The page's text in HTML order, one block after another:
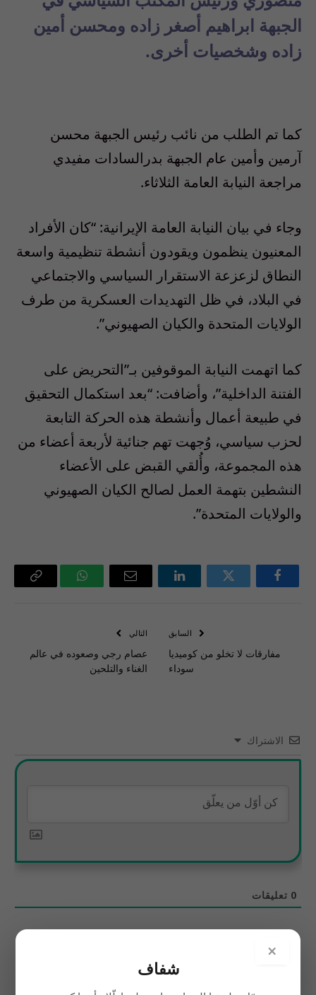
الجبهة ابراهيم أصغر زاده ومحسن أمين
زاده وشخصيات أخرى.
كما تم الطلب من نائب رئيس الجبهة محسن
آرمين وأمين عام الجبهة بدرالسادات مفيدي
مراجعة النيابة العامة الثلاثاء.
وجاء في بيان النيابة العامة الإيرانية: “كان الأفراد
المعنيون ينظمون ويقودون أنشطة تنظيمية واسعة
النطاق لزعزعة الاستقرار السياسي والاجتماعي
في البلاد، في ظل التهديدات العسكرية من طرف
الولايات المتحدة والكيان الصهيوني”.
كما اتهمت النيابة الموقوفين بـ”التحريض على
الفتنة الداخلية”، وأضافت: “بعد استكمال التحقيق
في طبيعة أعمال وأنشطة هذه الحركة التابعة
لحزب سياسي، وُجهت تهم جنائية لأربعة أعضاء من
هذه المجموعة، وأُلقي القبض على الأعضاء
النشطين بتهمة العمل لصالح الكيان الصهيوني
والولايات المتحدة”.
فيسبوك تويتر لينكدإن
البريد
واتساب Copy
السابق
مفارقات لا تخلو من كوميديا
سوداء
التالي
عصام رجي وصعوده في عالم
الغناء والتلحين
الاشتراك
0 تعليقات
×
شفاف